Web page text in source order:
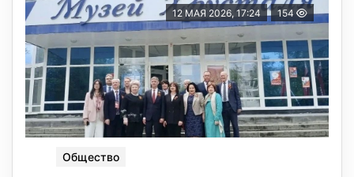
12 МАЯ 2026, 17:24 154
Общество